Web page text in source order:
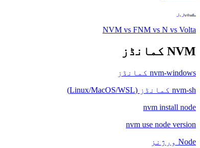
میرر
NVM vs FNM vs N vs Volta
NVM کمانڈز
nvm-windows کمانڈز
nvm-sh کمانڈز (Linux/MacOS/WSL)
nvm install node
nvm use node version
Node ورژنز